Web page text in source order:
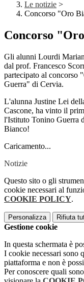
Le notizie >
Concorso "Oro
Concorso
Gli alunni Lourdi
dal prof. Francesco
partecipato al
Guerra" di Cervia.
L'alunna Justine Lei
Cascone, ha vinto il
l'Istituto Tonino Guerra
Bianco!
Caricamento...
Notizie
Questo sito o gli
cookie necessari al
COOKIE POLICY.
Personalizza Rifiuta
Gestione cookie
In questa schermata è
I cookie necessari sono
piattaforma e non è
Per conoscere quali